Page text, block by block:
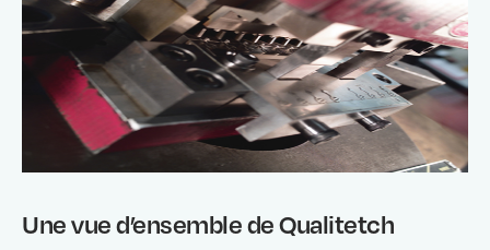
Une vue d’ensemble de Qualitetch